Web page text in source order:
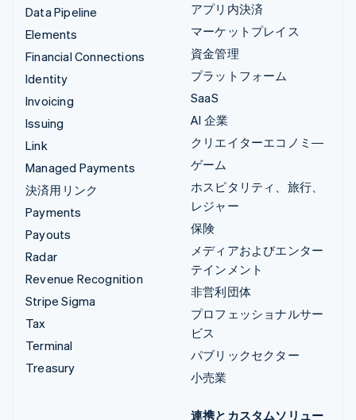
Data Pipeline
Elements
Financial Connections
Identity
Invoicing
Issuing
Link
Managed Payments
決済用リンク
Payments
Payouts
Radar
Revenue Recognition
Stripe Sigma
Tax
Terminal
Treasury
アプリ内決済
マーケットプレイス
資金管理
プラットフォーム
SaaS
AI 企業
クリエイターエコノミ―
ゲーム
ホスピタリティ、旅行、
レジャー
保険
メディアおよびエンター
テインメント
非営利団体
プロフェッショナルサー
ビス
パブリックセクター
小売業
連携とカスタムソリュー